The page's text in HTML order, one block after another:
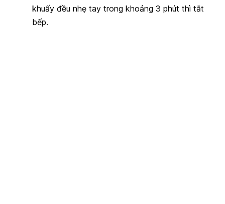
khuấy đều nhẹ tay trong khoảng 3 phút thì tắt
bếp.